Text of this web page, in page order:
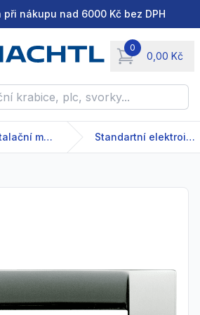
při nákupu nad 6000 Kč bez DPH
0
0,00 Kč
items in cart,
plc, svorky...
Elektroinstalační materiál Standartní elektroinstalační přístroje